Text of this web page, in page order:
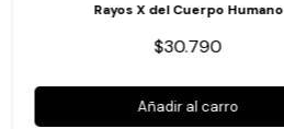
Rayos X del Cuerpo Humano
$30.790
Añadir al carro